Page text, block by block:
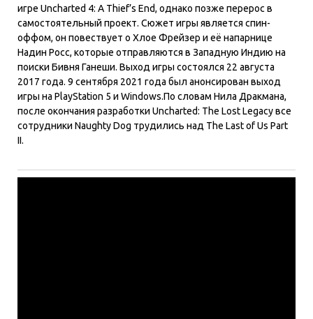
игре Uncharted 4: A Thief’s End, однако позже перерос в
самостоятельный проект. Сюжет игры является спин-
оффом, он повествует о Хлое Фрейзер и её напарнице
Надин Росс, которые отправляются в Западную Индию на
поиски Бивня Ганеши. Выход игры состоялся 22 августа
2017 года. 9 сентября 2021 года был анонсирован выход
игры на PlayStation 5 и Windows.По словам Нила Дракмана,
после окончания разработки Uncharted: The Lost Legacy все
сотрудники Naughty Dog трудились над The Last of Us Part
II.